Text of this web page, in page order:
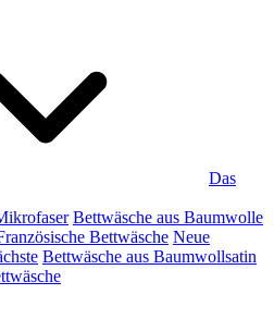
Das
Bettwäsche aus Baumwolle
Bettwäsche Neue
Bettwäsche aus Baumwollsatin